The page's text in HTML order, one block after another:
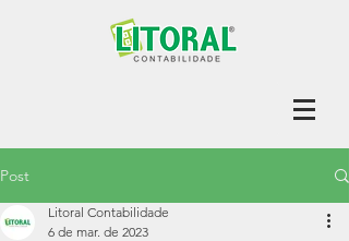
Post
Litoral Contabilidade
6 de mar. de 2023